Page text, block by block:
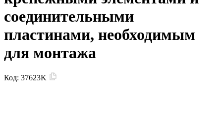
соединительными
пластинами, необходимым
для монтажа
Код: 37623K